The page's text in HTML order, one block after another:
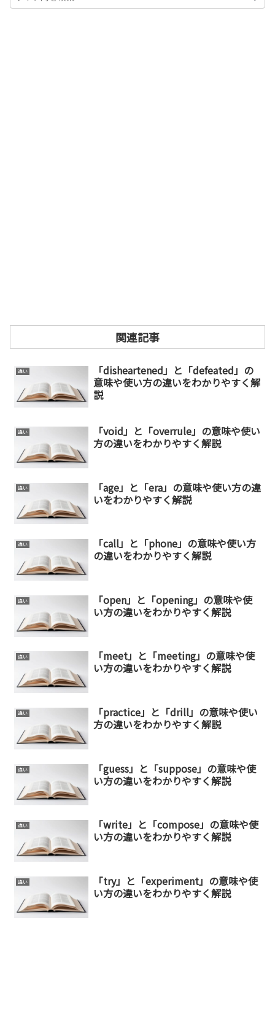
関連記事
違い
「disheartened」と「defeated」の
意味や使い方の違いをわかりやすく解
説
違い
「void」と「overrule」の意味や使い
方の違いをわかりやすく解説
違い
「age」と「era」の意味や使い方の違
いをわかりやすく解説
違い
「call」と「phone」の意味や使い方
の違いをわかりやすく解説
違い
「open」と「opening」の意味や使
い方の違いをわかりやすく解説
違い
「meet」と「meeting」の意味や使
い方の違いをわかりやすく解説
違い
「practice」と「drill」の意味や使い
方の違いをわかりやすく解説
違い
「guess」と「suppose」の意味や使
い方の違いをわかりやすく解説
違い
「write」と「compose」の意味や使
い方の違いをわかりやすく解説
違い
「try」と「experiment」の意味や使
い方の違いをわかりやすく解説